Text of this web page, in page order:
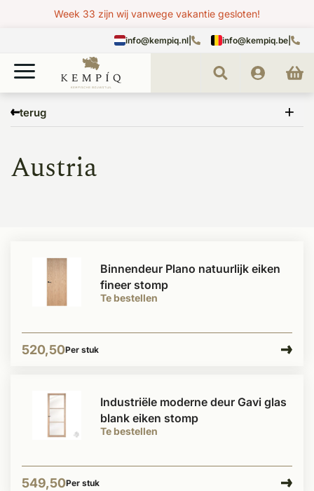
Week 33 zijn wij vanwege vakantie gesloten!
info@kempiq.nl info@kempiq.be
terug
Merken Austria
Austria
Te bestellen
Binnendeur Plano natuurlijk eiken
fineer stomp
520,50Per stuk
Te bestellen
Industriële moderne deur Gavi glas
blank eiken stomp
549,50Per stuk